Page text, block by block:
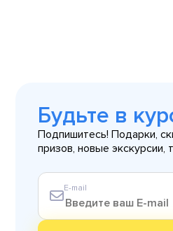
Будьте в
Подпишитесь! Подарки,
призов, новые экскурсии,
E-mail